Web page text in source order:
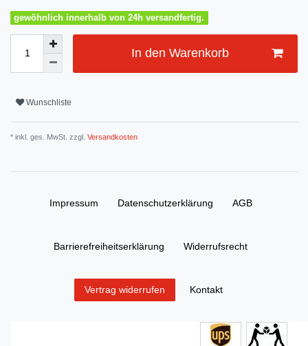
gewöhnlich innerhalb von 24h versandfertig.
In den Warenkorb
Wunschliste
* inkl. ges. MwSt. zzgl. Versandkosten
Impressum Daten­schutz­erklärung AGB
Barrierefreiheitserklärung Widerrufs­recht
Vertrag widerrufen Kontakt